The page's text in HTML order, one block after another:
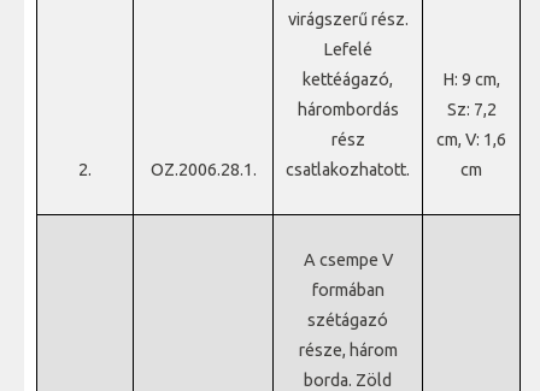
2. OZ.2006.28.1.
virágszerű rész.
Lefelé
kettéágazó,
hárombordás
rész
csatlakozhatott.
H: 9 cm,
Sz: 7,2
cm, V: 1,6
cm
A csempe V
formában
szétágazó
része, három
borda. Zöld